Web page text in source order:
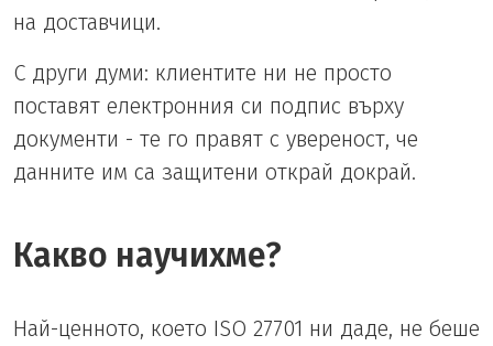
на доставчици.
С други думи: клиентите ни не просто
поставят електронния си подпис върху
документи - те го правят с увереност, че
данните им са защитени открай докрай.
Какво научихме?
Най-ценното, което ISO 27701 ни даде, не беше